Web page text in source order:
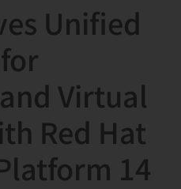
Unified
Virtual
Red Hat
14